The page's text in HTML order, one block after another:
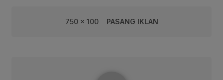
750 x 100 PASANG IKLAN